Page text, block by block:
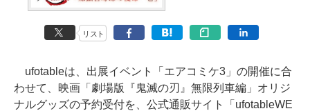
リスト
ufotableは、出展イベント「エアコミケ3」の開催に合
わせて、映画「劇場版『鬼滅の刃』無限列車編」オリジ
ナルグッズの予約受付を、公式通販サイト「ufotableWE